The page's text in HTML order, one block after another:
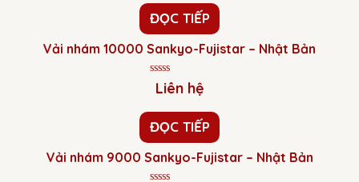
0
5
sao
ĐỌC TIẾP
Vải nhám 10000 Sankyo-Fujistar – Nhật Bản
Được
xếp
0
5
sao
Liên hệ
ĐỌC TIẾP
Vải nhám 9000 Sankyo-Fujistar – Nhật Bản